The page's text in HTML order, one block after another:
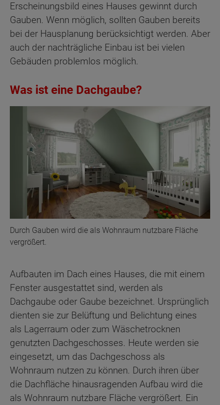
Erscheinungsbild eines Hauses gewinnt durch
Gauben. Wenn möglich, sollten Gauben bereits
bei der Hausplanung berücksichtigt werden. Aber
auch der nachträgliche Einbau ist bei vielen
Gebäuden problemlos möglich.
Was ist eine Dachgaube?
Durch Gauben wird die als Wohnraum nutzbare Fläche
vergrößert.
Aufbauten im Dach eines Hauses, die mit einem
Fenster ausgestattet sind, werden als
Dachgaube oder Gaube bezeichnet. Ursprünglich
dienten sie zur Belüftung und Belichtung eines
als Lagerraum oder zum Wäschetrocknen
genutzten Dachgeschosses. Heute werden sie
eingesetzt, um das Dachgeschoss als
Wohnraum nutzen zu können. Durch ihren über
die Dachfläche hinausragenden Aufbau wird die
als Wohnraum nutzbare Fläche vergrößert. Ein